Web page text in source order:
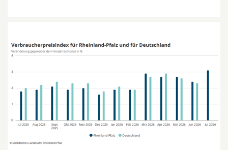
Inflation in Rheinland-Pfalz zieht im Juli deutlich